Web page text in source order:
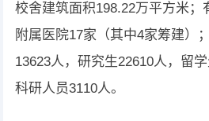
校舍建筑面积198.22万平方米；
附属医院17家（其中4家筹建）
13623人，研究生22610人，留
科研人员3110人。